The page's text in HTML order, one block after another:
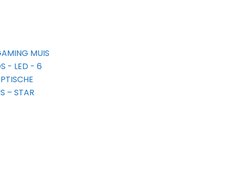
MUIS
- LED - 6
– STAR